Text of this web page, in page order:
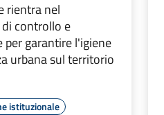
rientra nel
controllo e
per garantire l'igiene
urbana sul territorio
istituzionale